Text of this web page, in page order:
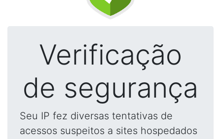
Verificação
de segurança
Seu IP fez diversas tentativas de
acessos suspeitos a sites hospedados